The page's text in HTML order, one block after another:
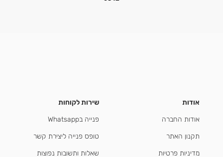
אודות
אודות החברה
תקנון האתר
מדיניות פרטיות
שירות לקוחות
פנייה בWhatsapp
טופס פנייה ליצירת קשר
שאלות ותשובות נפוצות